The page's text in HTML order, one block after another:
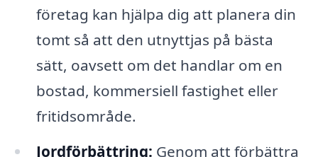
företag kan hjälpa dig att planera din
tomt så att den utnyttjas på bästa
sätt, oavsett om det handlar om en
bostad, kommersiell fastighet eller
fritidsområde.
Jordförbättring: Genom att förbättra